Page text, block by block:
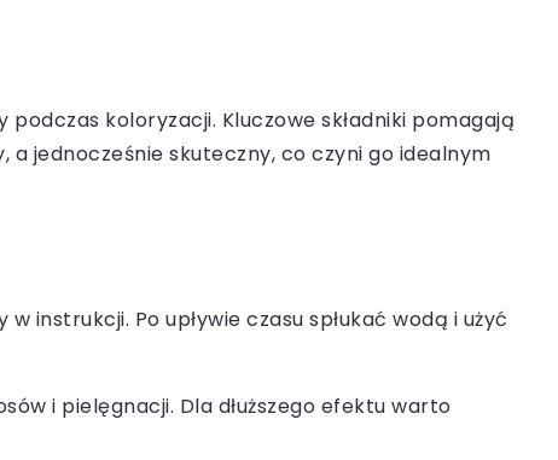
podczas koloryzacji. Kluczowe składniki pomagają
jednocześnie skuteczny, co czyni go idealnym
instrukcji. Po upływie czasu spłukać wodą i użyć
i pielęgnacji. Dla dłuższego efektu warto